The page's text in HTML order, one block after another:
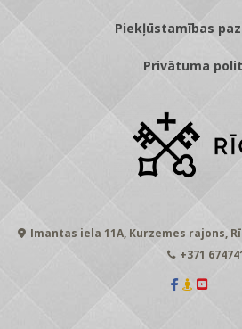
Piekļūstamības
Privātuma
Imantas iela 11A, Kurzemes rajons,
+371